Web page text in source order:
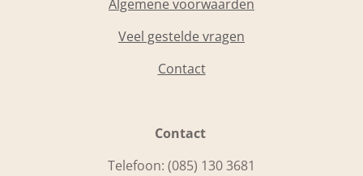
Algemene voorwaarden
Veel gestelde vragen
Contact
Contact
Telefoon: (085) 130 3681